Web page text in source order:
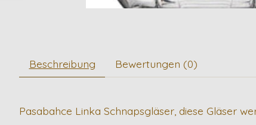
Beschreibung Bewertungen (0)
Pasabahce Linka Schnapsgläser, diese Gläser